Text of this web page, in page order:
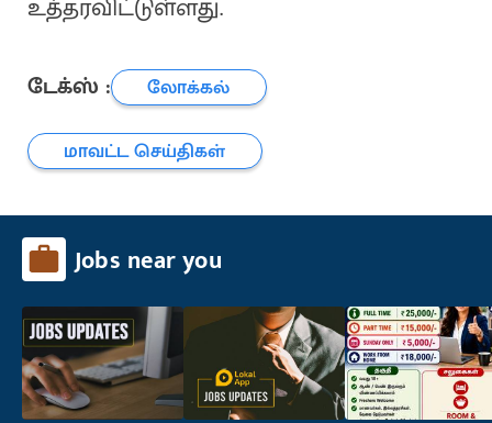
உத்தரவிட்டுள்ளது.
டேக்ஸ் :
லோக்கல்
மாவட்ட செய்திகள்
Jobs near you